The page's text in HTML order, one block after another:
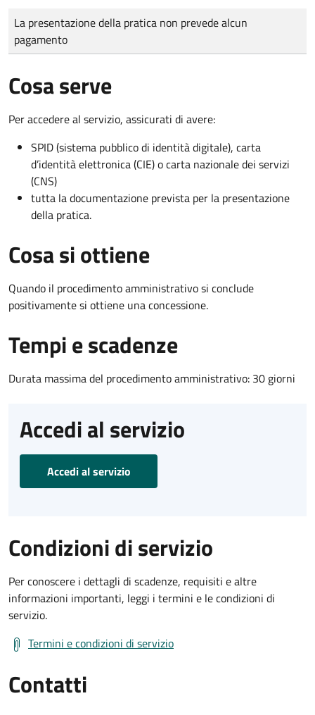
Tipo di pagamento
Importo
La presentazione della pratica non prevede alcun
pagamento
Cosa serve
Per accedere al servizio, assicurati di avere:
SPID (sistema pubblico di identità digitale), carta
d’identità elettronica (CIE) o carta nazionale dei servizi
(CNS)
tutta la documentazione prevista per la presentazione
della pratica.
Cosa si ottiene
Quando il procedimento amministrativo si conclude
positivamente si ottiene una concessione.
Tempi e scadenze
Durata massima del procedimento amministrativo: 30 giorni
Accedi al servizio
Accedi al servizio
Condizioni di servizio
Per conoscere i dettagli di scadenze, requisiti e altre
informazioni importanti, leggi i termini e le condizioni di
servizio.
Termini e condizioni di servizio
Contatti